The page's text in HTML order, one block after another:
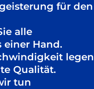
für den
alle
einer Hand.
legen
Qualität.
tun